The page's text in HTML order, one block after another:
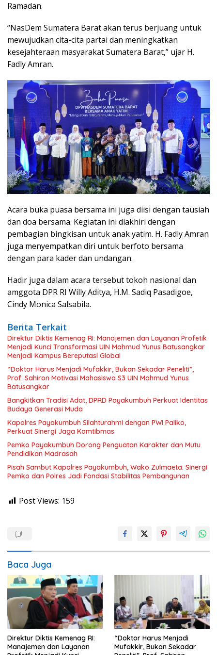
Ramadan.
“NasDem Sumatera Barat akan terus berjuang untuk
mewujudkan cita-cita partai dan meningkatkan
kesejahteraan masyarakat Sumatera Barat,” ujar H.
Fadly Amran.
Acara buka puasa bersama ini juga diisi dengan tausiah
dan doa bersama. Kegiatan ini diakhiri dengan
pembagian bingkisan untuk anak yatim. H. Fadly Amran
juga menyempatkan diri untuk berfoto bersama
dengan para kader dan undangan.
Hadir juga dalam acara tersebut tokoh nasional dan
amggota DPR RI Willy Aditya, H.M. Sadiq Pasadigoe,
Cindy Monica Salsabila.
Berita Terkait
Direktur Diktis Kemenag RI: Manajemen dan Layanan Profetik
Menjadi Kunci Transformasi UIN Mahmud Yunus Batusangkar
Menjadi Kampus Bereputasi Global
“Doktor Harus Menjadi Mufakkir, Bukan Sekadar Peneliti”,
Prof. Sahiron Motivasi Mahasiswa S3 UIN Mahmud Yunus
Batusangkar
Bangkitkan Tradisi Adat, DPRD Payakumbuh Perkuat Identitas
Budaya Generasi Muda
Kapolres Payakumbuh Silahturahmi dengan PWI Paliko,
Perkuat Sinergi Jaga Kamtibmas
Pemko Payakumbuh Dorong Penguatan Karakter dan Mutu
Pendidikan Madrasah
Pisah Sambut Kapolres Payakumbuh, Wako Zulmaeta: Sinergi
Pemko dan Polres Jadi Fondasi Stabilitas Pembangunan
Post Views: 159
Baca Juga
Direktur Diktis Kemenag RI:
Manajemen dan Layanan
“Doktor Harus Menjadi
Mufakkir, Bukan Sekadar